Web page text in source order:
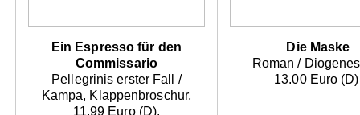
Ein Espresso für den
Commissario
Pellegrinis erster Fall /
Kampa, Klappenbroschur,
11.99 Euro (D).
Die Maske
Roman /
13.00 Euro